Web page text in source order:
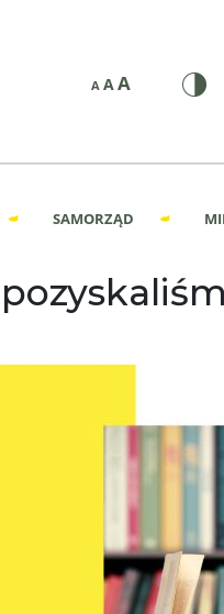
AA A
SAMORZĄD